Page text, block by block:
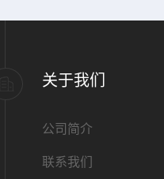
关于我们
公司简介
联系我们